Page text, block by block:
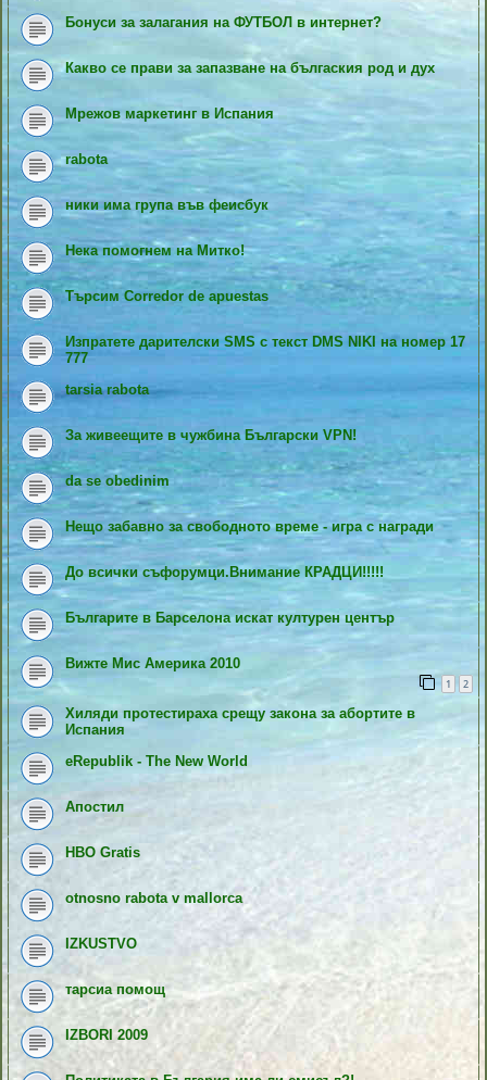
Бонуси за залагания на ФУТБОЛ в интернет?
Какво се прави за запазване на бългаския род и дух
Мрежов маркетинг в Испания
rabota
ники има група във феисбук
Нека помогнем на Митко!
Търсим Corredor de apuestas
Изпратете дарителски SMS с текст DMS NIKI на номер 17
777
tarsia rabota
За живеещите в чужбина Български VPN!
da se obedinim
Нещо забавно за свободното време - игра с награди
До всички съфорумци.Внимание КРАДЦИ!!!!!
Българите в Барселона искат културен център
Вижте Мис Америка 2010
1 2
Хиляди протестираха срещу закона за абортите в
Испания
eRepublik - The New World
Апостил
HBO Gratis
otnosno rabota v mallorca
IZKUSTVO
тарсиа помощ
IZBORI 2009